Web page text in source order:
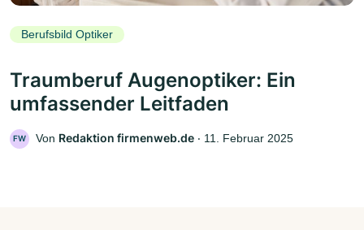
Berufsbild Optiker
Traumberuf Augenoptiker: Ein
umfassender Leitfaden
FW Von Redaktion firmenweb.de ‧ 11. Februar 2025